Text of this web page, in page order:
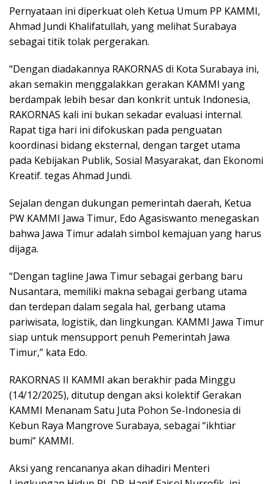
Pernyataan ini diperkuat oleh Ketua Umum PP KAMMI,
Ahmad Jundi Khalifatullah, yang melihat Surabaya
sebagai titik tolak pergerakan.
“Dengan diadakannya RAKORNAS di Kota Surabaya ini,
akan semakin menggalakkan gerakan KAMMI yang
berdampak lebih besar dan konkrit untuk Indonesia,
RAKORNAS kali ini bukan sekadar evaluasi internal.
Rapat tiga hari ini difokuskan pada penguatan
koordinasi bidang eksternal, dengan target utama
pada Kebijakan Publik, Sosial Masyarakat, dan Ekonomi
Kreatif. tegas Ahmad Jundi.
Sejalan dengan dukungan pemerintah daerah, Ketua
PW KAMMI Jawa Timur, Edo Agasiswanto menegaskan
bahwa Jawa Timur adalah simbol kemajuan yang harus
dijaga.
“Dengan tagline Jawa Timur sebagai gerbang baru
Nusantara, memiliki makna sebagai gerbang utama
dan terdepan dalam segala hal, gerbang utama
pariwisata, logistik, dan lingkungan. KAMMI Jawa Timur
siap untuk mensupport penuh Pemerintah Jawa
Timur,” kata Edo.
RAKORNAS II KAMMI akan berakhir pada Minggu
(14/12/2025), ditutup dengan aksi kolektif Gerakan
KAMMI Menanam Satu Juta Pohon Se-Indonesia di
Kebun Raya Mangrove Surabaya, sebagai “ikhtiar
bumi” KAMMI.
Aksi yang rencananya akan dihadiri Menteri